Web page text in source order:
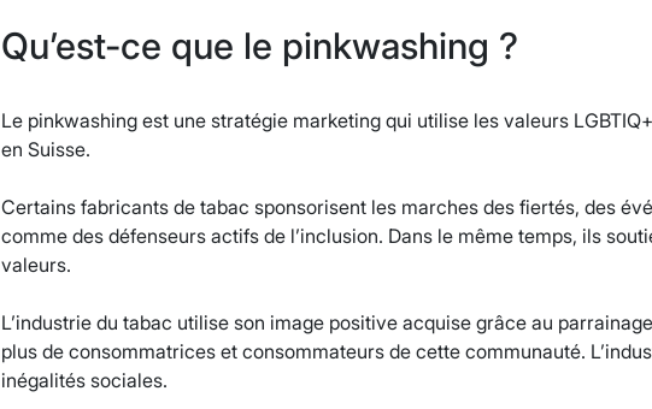
Qu’est-ce que le pinkwashing ?
Le pinkwashing est une stratégie marketing qui utilise les valeurs
en Suisse.
Certains fabricants de tabac sponsorisent les marches des fiertés, des
comme des défenseurs actifs de l’inclusion. Dans le même temps, ils
valeurs.
L’industrie du tabac utilise son image positive acquise grâce au
plus de consommatrices et consommateurs de cette communauté.
inégalités sociales.